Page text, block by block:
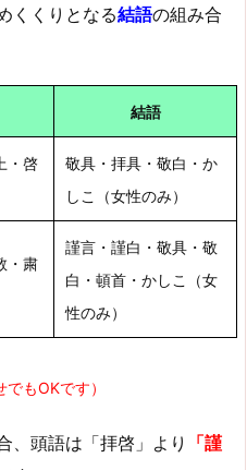
くくりとなる結語の組み合
結語
・啓
敬具・拝具・敬白・か
しこ（女性のみ）
・粛
謹言・謹白・敬具・敬
白・頓首・かしこ（女
性のみ）
もOKです）
、頭語は「拝啓」より
「謹